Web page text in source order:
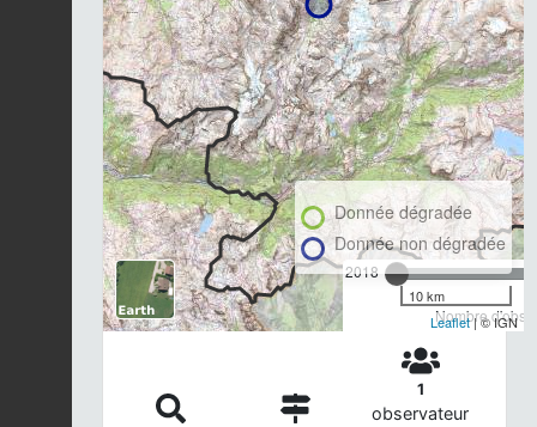
2018
Nombre
Donnée dégradée
Donnée non dégradée
10 km
Leaflet| © IGN
1
observateur